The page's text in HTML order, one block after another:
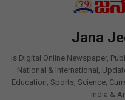
Jana
is Digital Online Newspaper,
National & International,
Education, Sports, Science,
India &